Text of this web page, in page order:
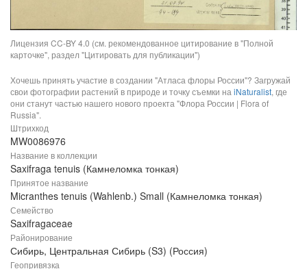
Лицензия CC-BY 4.0 (см. рекомендованное цитирование в "Полной
карточке", раздел "Цитировать для публикации")
Хочешь принять участие в создании "Атласа флоры России"? Загружай
свои фотографии растений в природе и точку съемки на iNaturalist, где
они станут частью нашего нового проекта "Флора России | Flora of
Russia".
Штрихкод
MW0086976
Название в коллекции
Saxifraga tenuis (Камнеломка тонкая)
Принятое название
Micranthes tenuis (Wahlenb.) Small (Камнеломка тонкая)
Семейство
Saxifragaceae
Районирование
Сибирь, Центральная Сибирь (S3) (Россия)
Геопривязка